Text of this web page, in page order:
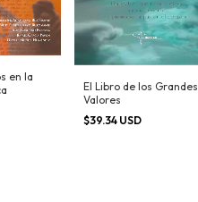
en la
El Libro de los Grandes
Valores
$39.34 USD